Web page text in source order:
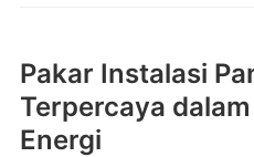
Pakar Instalasi
Terpercaya
Energi